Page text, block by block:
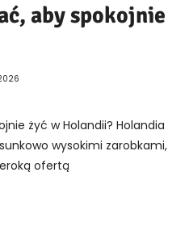
aby spokojnie
żyć w Holandii? Holandia
wysokimi zarobkami,
ofertą